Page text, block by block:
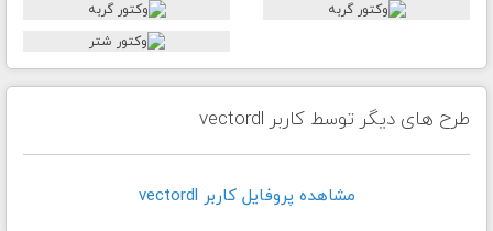
طرح های دیگر توسط کاربر vectordl
مشاهده پروفايل کاربر vectordl